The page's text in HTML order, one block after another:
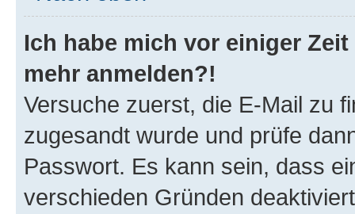
Ich habe mich vor einiger
mehr anmelden?!
Versuche zuerst, die E-Mail zu
zugesandt wurde und prüfe
Passwort. Es kann sein, dass
verschieden Gründen